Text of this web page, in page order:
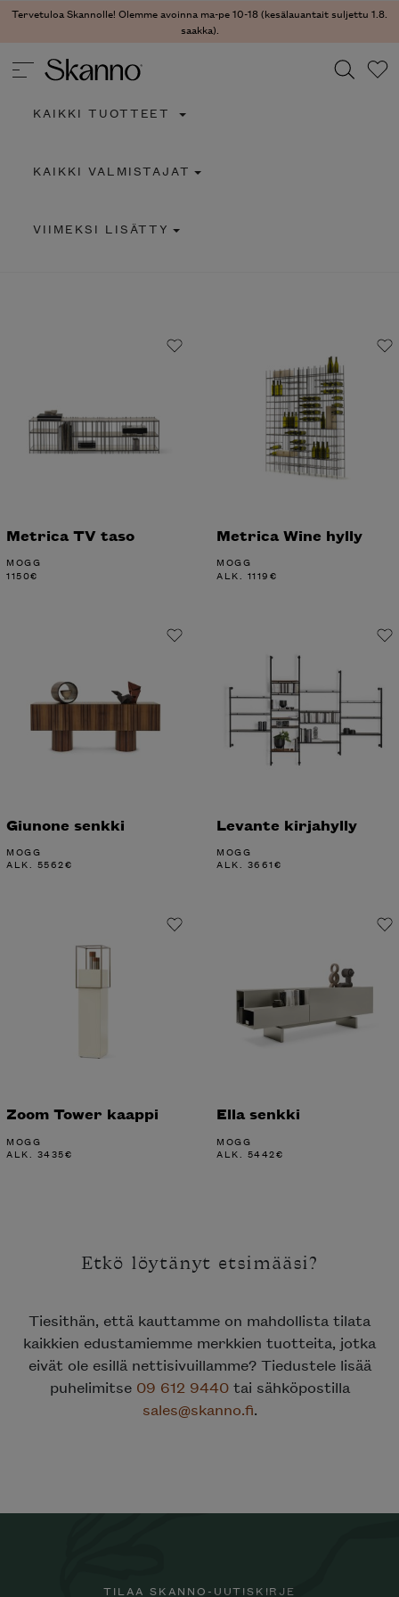
Tervetuloa Skannolle! Olemme avoinna ma-pe 10-18 (kesälauantait suljettu 1.8.
saakka).
Type 2 or more characters for results.
KAIKKI TUOTTEET
KAIKKI VALMISTAJAT
VIIMEKSI LISÄTTY
Metrica TV taso
MOGG
1150€
Metrica Wine hylly
MOGG
ALK. 1119€
Giunone senkki
MOGG
ALK. 5562€
Levante kirjahylly
MOGG
ALK. 3661€
Zoom Tower kaappi
MOGG
ALK. 3435€
Ella senkki
MOGG
ALK. 5442€
Etkö löytänyt etsimääsi?
Tiesithän, että kauttamme on mahdollista tilata
kaikkien edustamiemme merkkien tuotteita, jotka
eivät ole esillä nettisivuillamme? Tiedustele lisää
puhelimitse 09 612 9440tai sähköpostilla
sales@skanno.fi.
TILAA SKANNO-UUTISKIRJE